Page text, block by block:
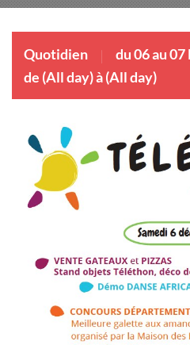
Quotidien
du 06 au
de (All day) à (All day)